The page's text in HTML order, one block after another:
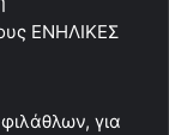
ΕΝΗΛΙΚΕΣ
για